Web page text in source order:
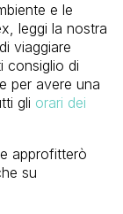
e le
leggi la nostra
viaggiare
consiglio di
e per avere una
gli orari dei
approfitterò
su